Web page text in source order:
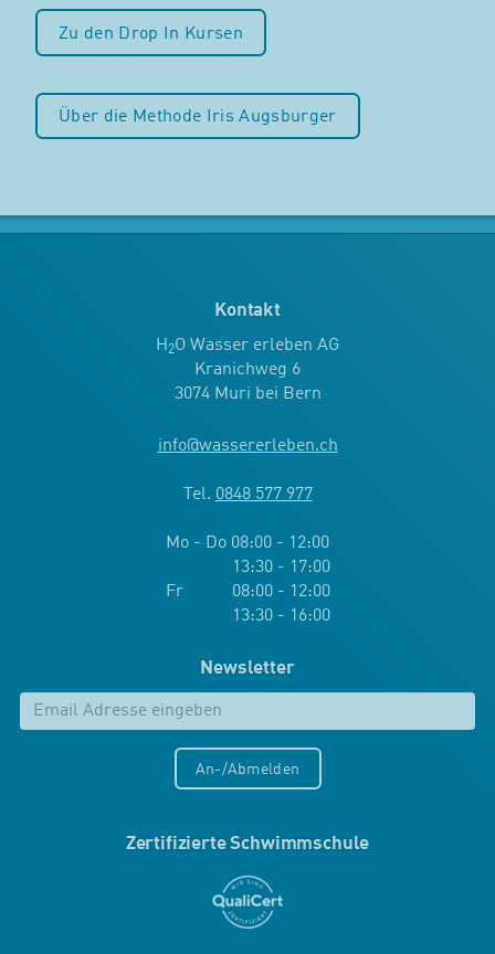
Zu den Drop In Kursen
Über die Methode Iris Augsburger
Kontakt
H2O Wasser erleben AG
Kranichweg 6
3074 Muri bei Bern
info@wassererleben.ch
Tel. 0848 577 977
Mo - Do 08:00 - 12:00
13:30 - 17:00
Fr 08:00 - 12:00
13:30 - 16:00
Newsletter
An-/Abmelden
Zertifizierte Schwimmschule